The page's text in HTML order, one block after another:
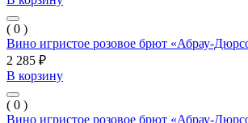
( 0 )
Вино игристое розовое брют «Абрау-
2 285 ₽
В корзину
( 0 )
Вино игристое розовое брют «Абрау-